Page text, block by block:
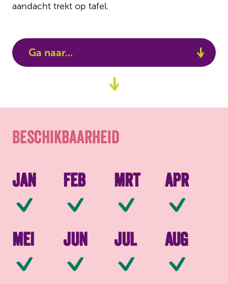
aandacht trekt op tafel.
Ga naar...
Verpakkingen
Beschikbaarheid
Jan
Beschikbaar
Feb
Beschikbaar
Mrt
Beschikbaar
Apr
Mei
Beschikbaar
Jun
Beschikbaar
Jul
Beschikbaar
Aug